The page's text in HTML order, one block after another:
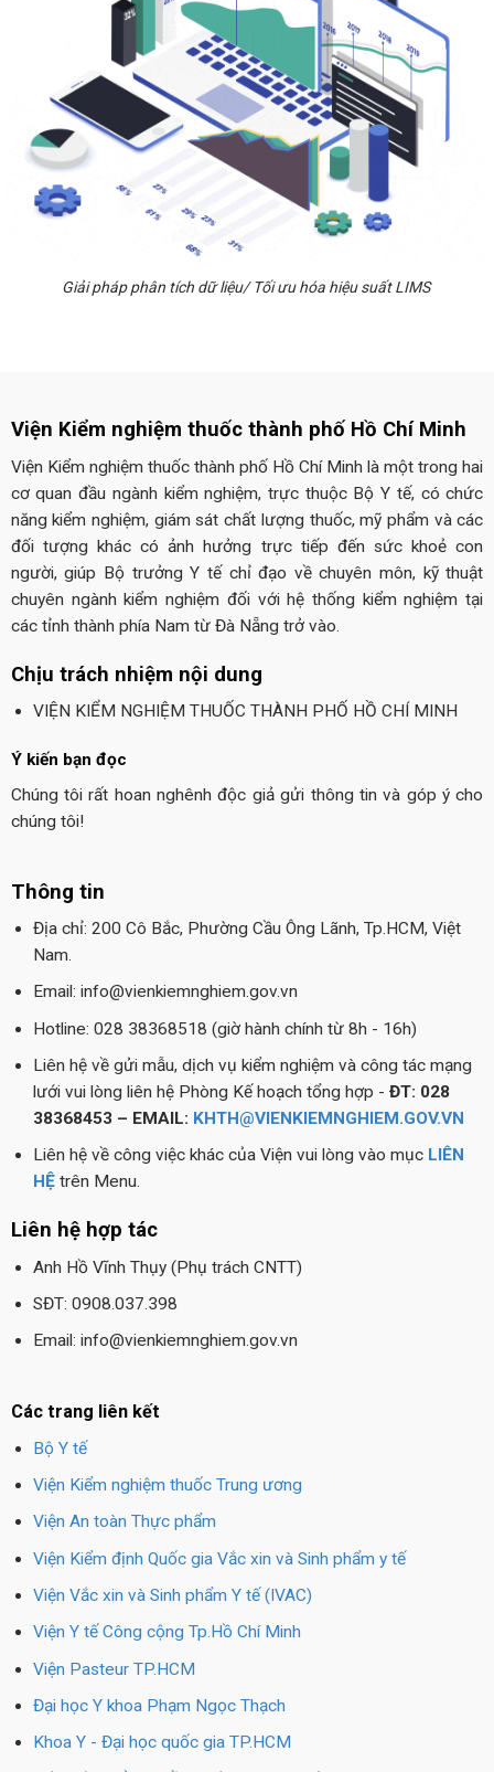
Giải pháp phân tích dữ liệu/ Tối ưu hóa hiệu suất LIMS
Viện Kiểm nghiệm thuốc thành phố Hồ Chí Minh
Viện Kiểm nghiệm thuốc thành phố Hồ Chí Minh là một trong hai
cơ quan đầu ngành kiểm nghiệm, trực thuộc Bộ Y tế, có chức
năng kiểm nghiệm, giám sát chất lượng thuốc, mỹ phẩm và các
đối tượng khác có ảnh hưởng trực tiếp đến sức khoẻ con
người, giúp Bộ trưởng Y tế chỉ đạo về chuyên môn, kỹ thuật
chuyên ngành kiểm nghiệm đối với hệ thống kiểm nghiệm tại
các tỉnh thành phía Nam từ Đà Nẵng trở vào.
Chịu trách nhiệm nội dung
VIỆN KIỂM NGHIỆM THUỐC THÀNH PHỐ HỒ CHÍ MINH
Ý kiến bạn đọc
Chúng tôi rất hoan nghênh độc giả gửi thông tin và góp ý cho
chúng tôi!
Thông tin
Địa chỉ: 200 Cô Bắc, Phường Cầu Ông Lãnh, Tp.HCM, Việt
Nam.
Email: info@vienkiemnghiem.gov.vn
Hotline: 028 38368518 (giờ hành chính từ 8h - 16h)
Liên hệ về gửi mẫu, dịch vụ kiểm nghiệm và công tác mạng
lưới vui lòng liên hệ Phòng Kế hoạch tổng hợp - ĐT: 028
38368453 – EMAIL: KHTH@VIENKIEMNGHIEM.GOV.VN
Liên hệ về công việc khác của Viện vui lòng vào mục LIÊN
HỆtrên Menu.
Liên hệ hợp tác
Anh Hồ Vĩnh Thụy (Phụ trách CNTT)
SĐT: 0908.037.398
Email: info@vienkiemnghiem.gov.vn
Các trang liên kết
Bộ Y tế
Viện Kiểm nghiệm thuốc Trung ương
Viện An toàn Thực phẩm
Viện Kiểm định Quốc gia Vắc xin và Sinh phẩm y tế
Viện Vắc xin và Sinh phẩm Y tế (IVAC)
Viện Y tế Công cộng Tp.Hồ Chí Minh
Viện Pasteur TP.HCM
Đại học Y khoa Phạm Ngọc Thạch
Khoa Y - Đại học quốc gia TP.HCM